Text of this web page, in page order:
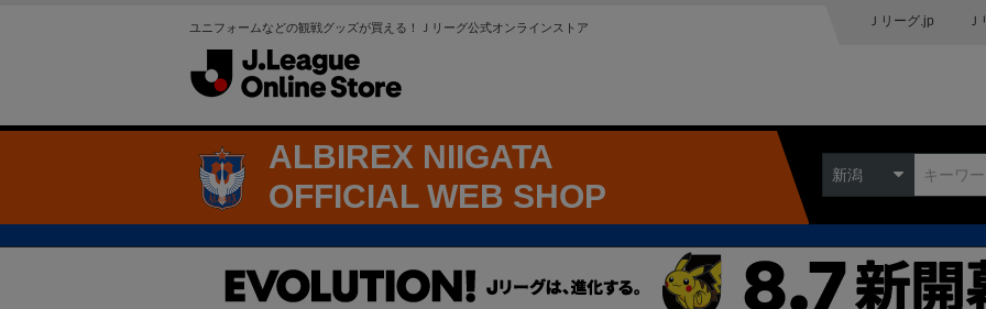
ユニフォームなどの観戦グッズが買える！Ｊリーグ公式オンラインストア Ｊリーグ.jp
ALBIREX NIIGATA
OFFICIAL WEB SHOP
新潟